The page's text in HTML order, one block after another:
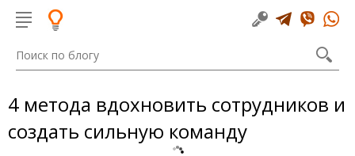
4 метода вдохновить сотрудников и
создать сильную команду